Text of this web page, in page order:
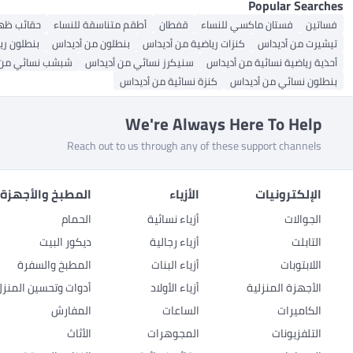
Popular Searches
فساتين فستان ماكسي للنساء قفطان أطقم متناسقة للنساء حقائب
تيشيرت من أديداس
كنزات رياضية من أديداس بنطلون من أديداس بنطلون
أحذية رياضية نسائية من أديداس
سنيكرز نسائي من أديداس شبشب نسائي
بنطلون نسائي من أديداس
كنزة نسائية من أديداس
We're Always Here To Help
Reach out to us through any of these support channels
الإلكترونيات
الجوالات
التابلت
اللابتوبات
الأجهزة المنزلية
الكاميرات
التلفزيونات
الأزياء
أزياء نسائية
أزياء رجالية
أزياء البنات
أزياء الأولاد
الساعات
المجوهرات
المطبخ
الحمام
ديكور البيت
المطبخ والسفرة
أدوات وتحسين
المفارش
الأثاث